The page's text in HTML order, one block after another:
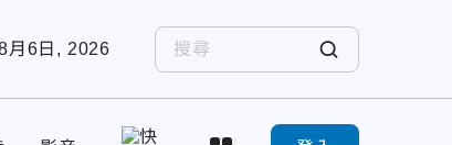
月6日, 2026